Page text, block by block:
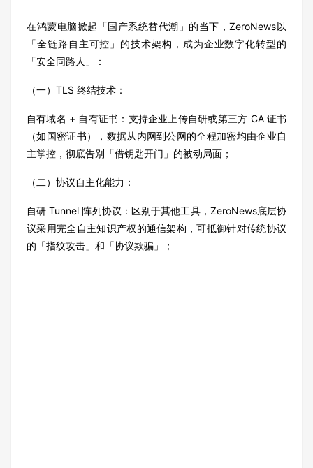
在鸿蒙电脑掀起「国产系统替代潮」的当下，ZeroNews以
「全链路自主可控」的技术架构，成为企业数字化转型的
「安全同路人」：
（一）TLS 终结技术：
自有域名 + 自有证书：支持企业上传自研或第三方 CA 证书
（如国密证书），数据从内网到公网的全程加密均由企业自
主掌控，彻底告别「借钥匙开门」的被动局面；
（二）协议自主化能力：
自研 Tunnel 阵列协议：区别于其他工具，ZeroNews底层协
议采用完全自主知识产权的通信架构，可抵御针对传统协议
的「指纹攻击」和「协议欺骗」；